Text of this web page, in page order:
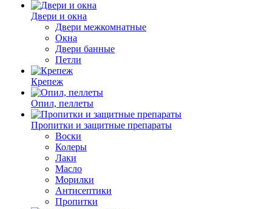
Двери и окна
Двери межкомнатные
Окна
Двери банные
Петли
Крепеж
Опил, пеллеты
Пропитки и защитные препараты
Воски
Колеры
Лаки
Масло
Морилки
Антисептики
Пропитки